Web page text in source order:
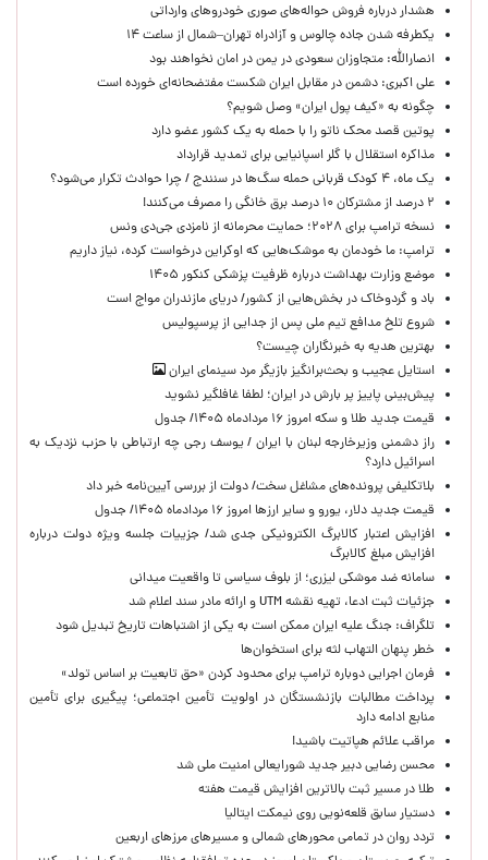
هشدار درباره فروش حواله‌های صوری خودروهای وارداتی
یکطرفه شدن جاده چالوس و آزادراه تهران–شمال از ساعت ۱۴
انصارالله: متجاوزان سعودی در یمن در امان نخواهند بود
علی اکبری: دشمن در مقابل ایران شکست مفتضحانه‌ای خورده است
چگونه به «کیف پول ایران» وصل شویم؟
پوتین قصد محک ناتو را با حمله به یک کشور عضو دارد
مذاکره استقلال با گلر اسپانیایی برای تمدید قرارداد
یک ماه، ۴ کودک قربانی حمله سگ‌ها در سنندج / چرا حوادث تکرار می‌شود؟
۲ درصد از مشترکان ۱۰ درصد برق خانگی را مصرف می‌کنند!
نسخه ترامپ برای ۲۰۲۸؛ حمایت محرمانه از نامزدی جی‌دی ونس
ترامپ: ما خودمان به موشک‌هایی که اوکراین درخواست کرده، نیاز داریم
موضع وزارت بهداشت درباره ظرفیت پزشکی کنکور ۱۴۰۵
باد و گردوخاک در بخش‌هایی از کشور/ دریای مازندران مواج است
شروع تلخ مدافع تیم ملی پس از جدایی از پرسپولیس
بهترین هدیه به خبرنگاران چیست؟
استایل عجیب و بحث‌برانگیز بازیگر مرد سینمای ایران
پیش‌بینی پاییز پر بارش در ایران؛ لطفا غافلگیر نشوید
قیمت جدید طلا و سکه امروز ۱۶ مردادماه ۱۴۰۵/ جدول
راز دشمنی وزیرخارجه لبنان با ایران / یوسف رجی چه ارتباطی با حزب نزدیک به
اسرائیل دارد؟
بلاتکلیفی پرونده‌های مشاغل سخت/ دولت از بررسی آیین‌نامه خبر داد
قیمت جدید دلار، یورو و سایر ارزها امروز ۱۶ مردادماه ۱۴۰۵/ جدول
افزایش اعتبار کالابرگ الکترونیکی جدی شد/ جزییات جلسه ویژه دولت درباره
افزایش مبلغ کالابرگ
سامانه ضد موشکی لیزری؛ از بلوف سیاسی تا واقعیت میدانی
جزئیات ثبت ادعا، تهیه نقشه UTM و ارائه مادر سند اعلام شد
تلگراف: جنگ علیه ایران ممکن است به یکی از اشتباهات تاریخ تبدیل شود
خطر پنهان التهاب لثه برای استخوان‌ها
فرمان اجرایی دوباره ترامپ برای محدود کردن «حق تابعیت بر اساس تولد»
پرداخت مطالبات بازنشستگان در اولویت تأمین اجتماعی؛ پیگیری برای تأمین
منابع ادامه دارد
مراقب علائم هپاتیت باشید!
محسن رضایی دبیر جدید شورایعالی امنیت ملی شد
طلا در مسیر ثبت بالاترین افزایش قیمت هفته
دستیار سابق قلعه‌نویی روی نیمکت ایتالیا
تردد روان در تمامی محورهای شمالی و مسیرهای مرزهای اربعین